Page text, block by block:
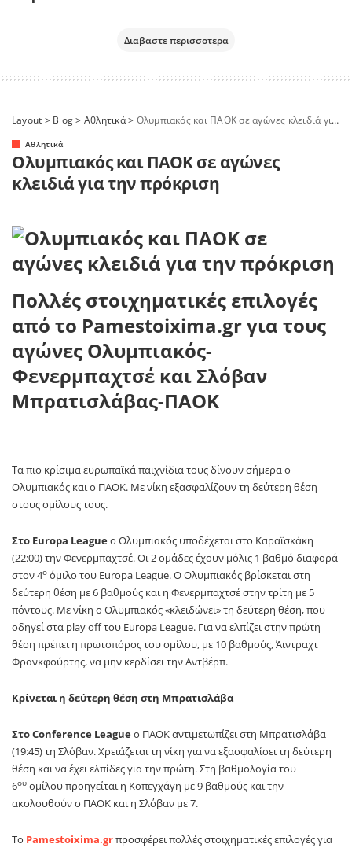
Διαβαστε περισσοτερα
Layout > Blog> Αθλητικά> Ολυμπιακός και ΠΑΟΚ σε αγώνες κλειδιά για την πρόκριση
Αθλητικά
Ολυμπιακός και ΠΑΟΚ σε αγώνες
κλειδιά για την πρόκριση
Πολλές στοιχηματικές επιλογές
από το Pamestoixima.grγια τους
αγώνες Ολυμπιακός-
Φενερμπαχτσέ και Σλόβαν
Μπρατισλάβας-ΠΑΟΚ
Τα πιο κρίσιμα ευρωπαϊκά παιχνίδια τους δίνουν σήμερα ο
Ολυμπιακός και ο ΠΑΟΚ. Με νίκη εξασφαλίζουν τη δεύτερη θέση
στους ομίλους τους.
Στο Europa Leagueο Ολυμπιακός υποδέχεται στο Καραϊσκάκη
(22:00) την Φενερμπαχτσέ. Οι 2 ομάδες έχουν μόλις 1 βαθμό διαφορά
στον 4ο όμιλο του Europa League. Ο Ολυμπιακός βρίσκεται στη
δεύτερη θέση με 6 βαθμούς και η Φενερμπαχτσέ στην τρίτη με 5
πόντους. Με νίκη ο Ολυμπιακός «κλειδώνει» τη δεύτερη θέση, που
οδηγεί στα playoffτου Europa League. Για να ελπίζει στην πρώτη
θέση πρέπει η πρωτοπόρος του ομίλου, με 10 βαθμούς, Άιντραχτ
Φρανκφούρτης, να μην κερδίσει την Αντβέρπ.
Κρίνεται η δεύτερη θέση στη Μπρατισλάβα
ΣτοConference Leagueο ΠΑΟΚ αντιμετωπίζει στη Μπρατισλάβα
(19:45) τη Σλόβαν. Χρειάζεται τη νίκη για να εξασφαλίσει τη δεύτερη
θέση και να έχει ελπίδες για την πρώτη. Στη βαθμολογία του
6ου ομίλου προηγείται η Κοπεγχάγη με 9 βαθμούς και την
ακολουθούν ο ΠΑΟΚ και η Σλόβαν με 7.
Το Pamestoixima.grπροσφέρει πολλές στοιχηματικές επιλογές για